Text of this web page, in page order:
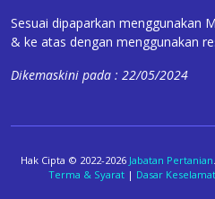
Sesuai dipaparkan menggunakan
& ke atas dengan menggunakan
Dikemaskini pada : 22/05/2024
Hak Cipta © 2022-2026 Jabatan Pertanian
Terma & Syarat| Dasar